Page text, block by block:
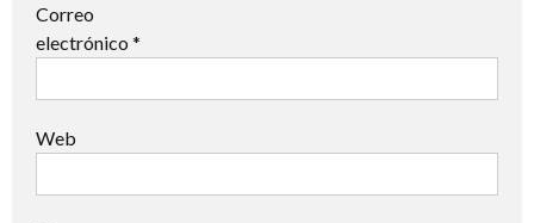
Correo
electrónico *
Web